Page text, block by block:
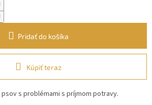
Pridať do košíka
Kúpiť teraz
s problémami s príjmom potravy.